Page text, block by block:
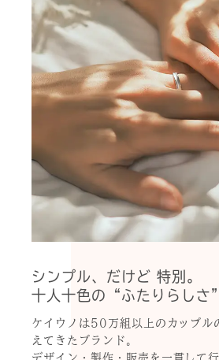
シンプル、だけど 特別。
十人十色の“ふたりらしさ
ケイウノは50万組以上のカップル
えてきたブランド。